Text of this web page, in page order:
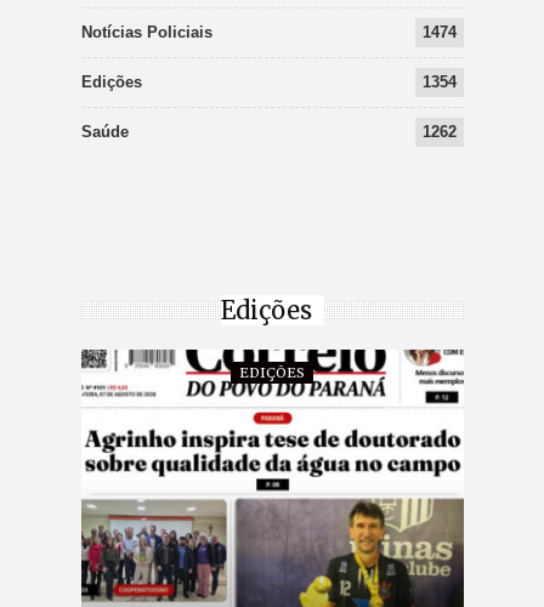
Notícias Policiais 1474
Edições 1354
Saúde 1262
Edições
EDIÇÕES